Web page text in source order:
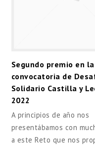
Segundo premio en la
convocatoria de
Solidario Castilla y
2022
A principios de año nos
presentábamos con
a este Reto que nos